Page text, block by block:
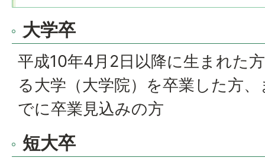
大学卒
平成10年4月2日以降に生まれた
る大学（大学院）を卒業した方
でに卒業見込みの方
短大卒